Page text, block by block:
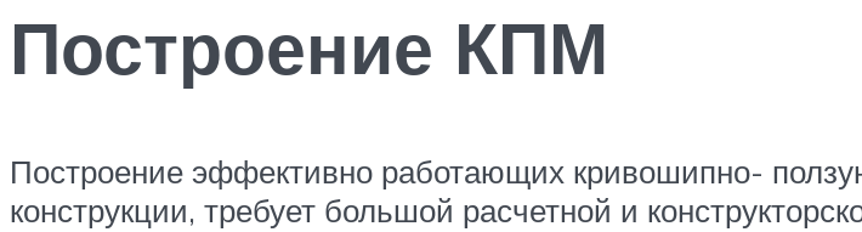
Построение КПМ
Построение эффективно работающих кривошипно-
конструкции, требует большой расчетной и